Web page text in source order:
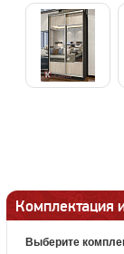
Комплектация
Выберите